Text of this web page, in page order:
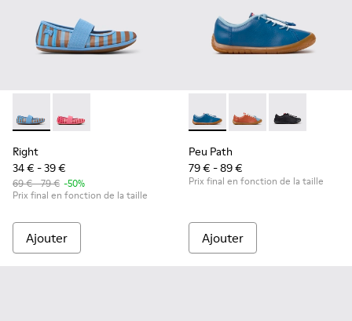
Right - K800696-002 - Ballerines en textile et cuir bleues
Right - K800696-001
Right
34 € - 39 €
69 € - 79 € -50%
Prix final en fonction de la taille
Ajouter
Peu Path - K800707-002 -
Peu Path -Peu Path -
Peu Path
79 € - 89 €
Prix final en fonction de la taille
Ajouter